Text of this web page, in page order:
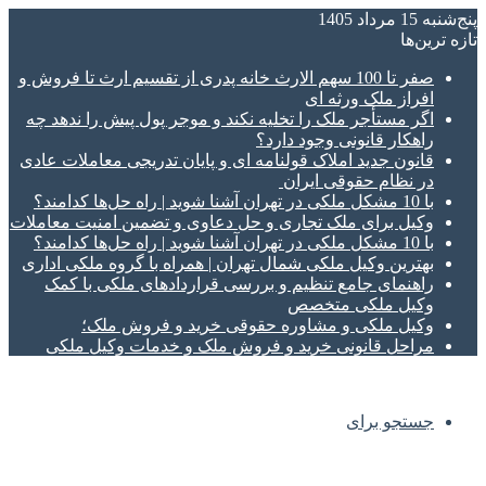
پنج‌شنبه 15 مرداد 1405
تازه‌ ترین‌ها
صفر تا 100 سهم الارث خانه پدری از تقسیم ارث تا فروش و
افراز ملک ورثه ای
اگر مستأجر ملک را تخلیه نکند و موجر پول پیش را ندهد چه
راهکار قانونی وجود دارد؟
قانون جدید املاک قولنامه ای و پایان تدریجی معاملات عادی
در نظام حقوقی ایران
با 10 مشکل ملکی در تهران آشنا شوید | راه حل‌ها کدامند؟
وکیل برای ملک تجاری و حل دعاوی و تضمین امنیت معاملات
با 10 مشکل ملکی در تهران آشنا شوید | راه حل‌ها کدامند؟
بهترین وکیل ملکی شمال تهران | همراه با گروه ملکی اداری
راهنمای جامع تنظیم و بررسی قراردادهای ملکی با کمک
وکیل ملکی متخصص
وکیل ملکی و مشاوره حقوقی خرید و فروش ملک؛
مراحل قانونی خرید و فروش ملک و خدمات وکیل ملکی
جستجو برای